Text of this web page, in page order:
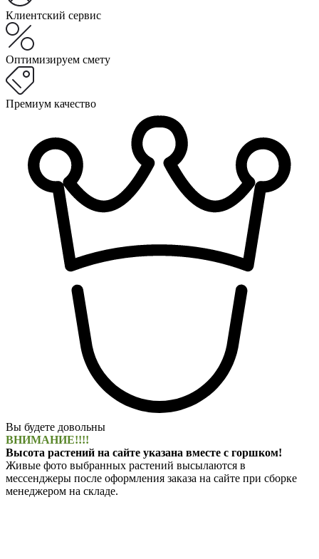
Клиентский сервис
Оптимизируем смету
Премиум качество
Вы будете довольны
ВНИМАНИЕ!!!!
Высота растений на сайте указана вместе с горшком!
Живые фото выбранных растений высылаются в
мессенджеры после оформления заказа на сайте при сборке
менеджером на складе.